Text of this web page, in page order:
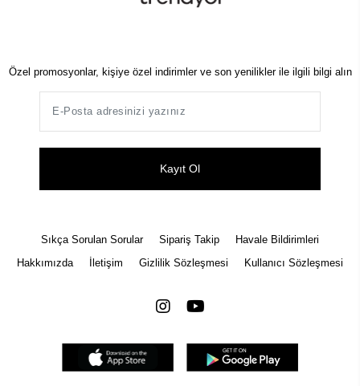
Özel promosyonlar, kişiye özel indirimler ve son yenilikler ile ilgili bilgi alın
Kayıt Ol
Sıkça Sorulan Sorular Sipariş Takip
Havale Bildirimleri
Hakkımızda
İletişim Gizlilik Sözleşmesi Kullanıcı Sözleşmesi